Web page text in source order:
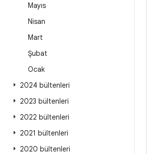
Mayıs
Nisan
Mart
Şubat
Ocak
2024 bültenleri
2023 bültenleri
2022 bültenleri
2021 bültenleri
2020 bültenleri